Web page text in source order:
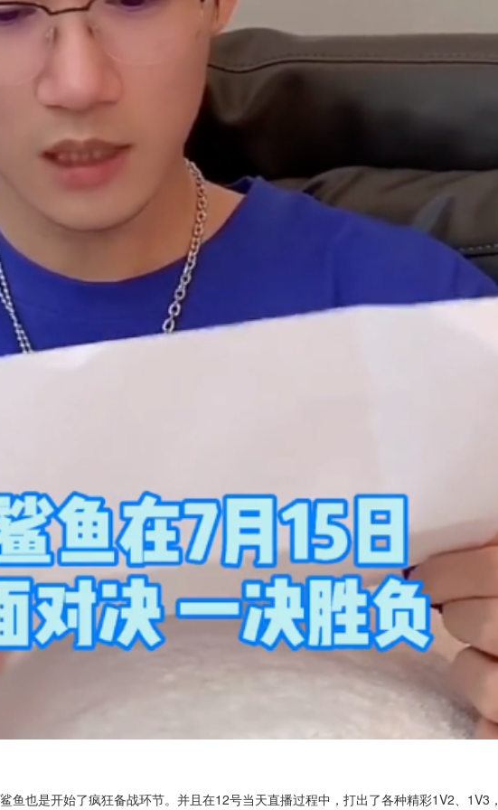
鱼也是开始了疯狂备战环节。并且在12号当天直播过程中，打出了各种精彩1V2、1V3，